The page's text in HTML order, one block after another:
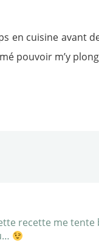
en cuisine avant
pouvoir m’y
recette me